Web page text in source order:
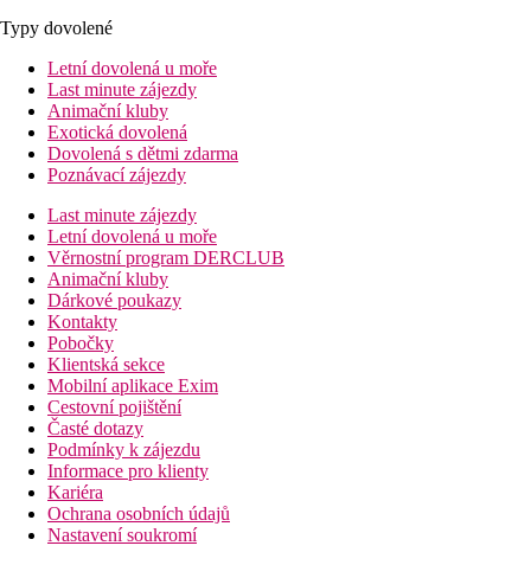
Typy dovolené
Letní dovolená u moře
Last minute zájezdy
Animační kluby
Exotická dovolená
Dovolená s dětmi zdarma
Poznávací zájezdy
Last minute zájezdy
Letní dovolená u moře
Věrnostní program DERCLUB
Animační kluby
Dárkové poukazy
Kontakty
Pobočky
Klientská sekce
Mobilní aplikace Exim
Cestovní pojištění
Časté dotazy
Podmínky k zájezdu
Informace pro klienty
Kariéra
Ochrana osobních údajů
Nastavení soukromí